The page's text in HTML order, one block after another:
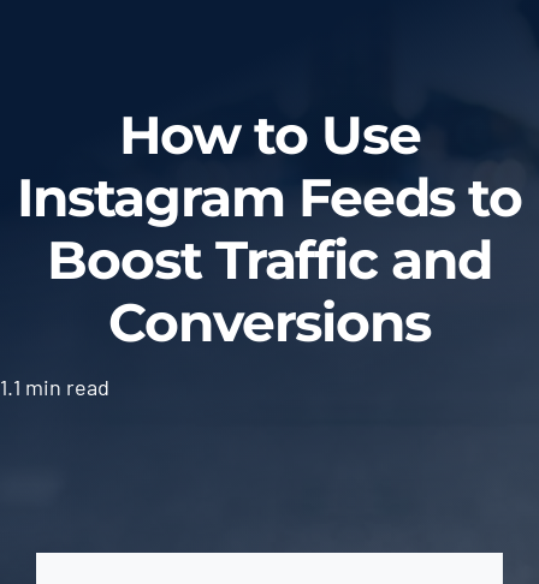
Contact
How to Use
Instagram Feeds to
Boost Traffic and
Conversions
1.1 min read